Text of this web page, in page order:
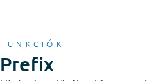
FUNKCIÓK
Prefix